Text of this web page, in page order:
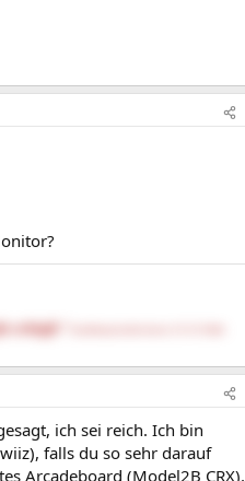
schöpft."
ich sei reich. Ich bin
falls du so sehr darauf
Arcadeboard (Model2B CRX),